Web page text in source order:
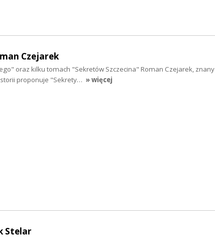
Czejarek
oraz kilku tomach "Sekretów Szczecina" Roman Czejarek, znany
proponuje "Sekrety… » więcej
Stelar